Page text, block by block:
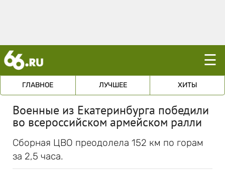
☰
ГЛАВНОЕ ЛУЧШЕЕ ХИТЫ
Военные из Екатеринбурга победили
во всероссийском армейском ралли
Сборная ЦВО преодолела 152 км по горам
за 2,5 часа.